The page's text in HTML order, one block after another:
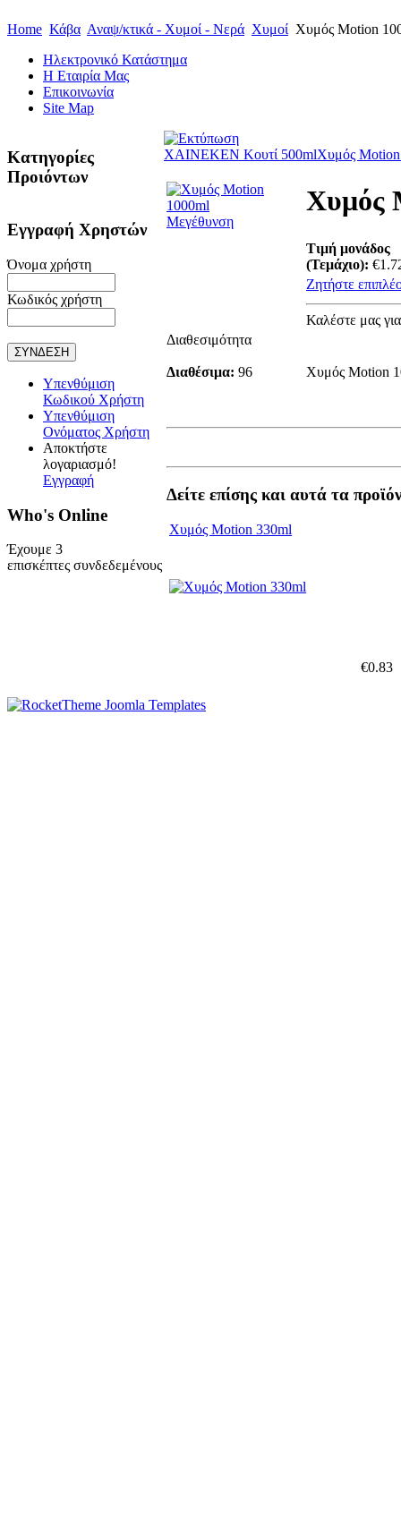
Home Κάβα Αναψ/κτικά - Χυμοί - Νερά Χυμοί Χυμός Motion
Ηλεκτρονικό Κατάστημα
Η Εταιρία Μας
Επικοινωνία
Site Map
Κατηγορίες
Προιόντων
Εγγραφή Χρηστών
Όνομα χρήστη
Κωδικός χρήστη
Υπενθύμιση
Κωδικού Χρήστη
Υπενθύμιση
Ονόματος Χρήστη
Αποκτήστε
λογαριασμό!
Εγγραφή
Who's Online
Έχουμε 3
επισκέπτες συνδεδεμένους
ΧΑΙΝΕΚΕΝ Κουτί 500mlΧυμός
Μεγέθυνση
Χυμός
Τιμή μονάδος
(Τεμάχιο):
Ζητήστε
Καλέστε μας
Διαθεσιμότητα
Διαθέσιμα: 96 Χυμός Motion
Δείτε επίσης και αυτά τα
Χυμός Motion 330ml
€0.83